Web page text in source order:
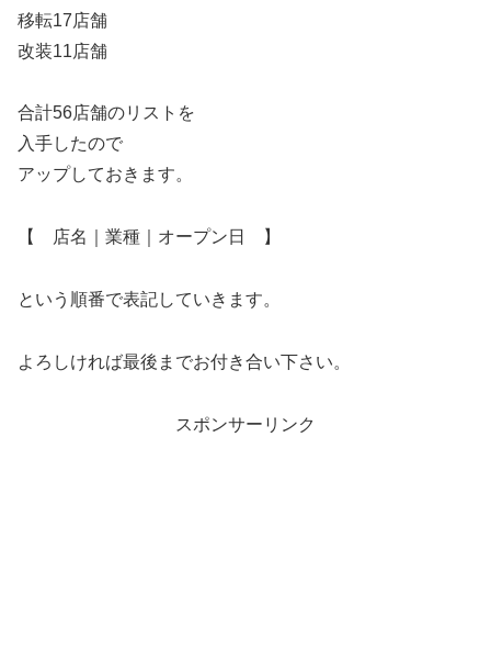
移転17店舗
改装11店舗
合計56店舗のリストを
入手したので
アップしておきます。
【 店名｜業種｜オープン日 】
という順番で表記していきます。
よろしければ最後までお付き合い下さい。
スポンサーリンク